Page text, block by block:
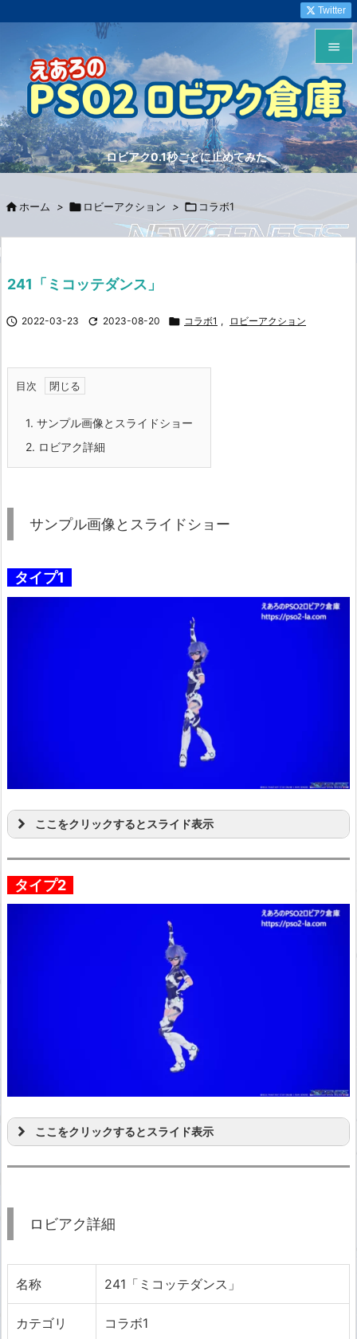
ロビアク0.1秒ごとに止めてみた


メニュ

サイド


Twitter
 ホーム >  ロビーアクション >  コラボ1
241「ミコッテダンス」
 2022-03-23  2023-08-20  コラボ1 , ロビーアクション
目次
1. サンプル画像とスライドショー
2. ロビアク詳細
サンプル画像とスライドショー
タイプ1
ここをクリックするとスライド表示
タイプ2
ここをクリックするとスライド表示
ロビアク詳細
名称 241「ミコッテダンス」
カテゴリ コラボ1